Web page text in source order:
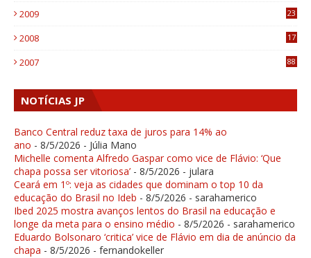
2009
23
2008
17
2007 88
NOTÍCIAS JP
Banco Central reduz taxa de juros para 14% ao
ano - 8/5/2026 - Júlia Mano
Michelle comenta Alfredo Gaspar como vice de Flávio: ‘Que
chapa possa ser vitoriosa’ - 8/5/2026 - julara
Ceará em 1º: veja as cidades que dominam o top 10 da
educação do Brasil no Ideb - 8/5/2026 - sarahamerico
Ibed 2025 mostra avanços lentos do Brasil na educação e
longe da meta para o ensino médio - 8/5/2026 - sarahamerico
Eduardo Bolsonaro ‘critica’ vice de Flávio em dia de anúncio da
chapa - 8/5/2026 - fernandokeller